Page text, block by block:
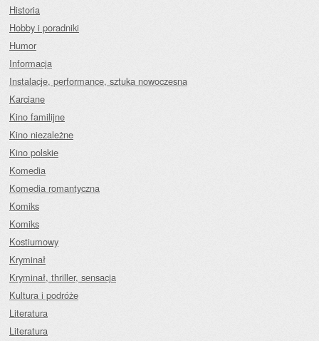
Historia
Hobby i poradniki
Humor
Informacja
Instalacje, performance, sztuka nowoczesna
Karciane
Kino familijne
Kino niezależne
Kino polskie
Komedia
Komedia romantyczna
Komiks
Komiks
Kostiumowy
Kryminał
Kryminał, thriller, sensacja
Kultura i podróże
Literatura
Literatura